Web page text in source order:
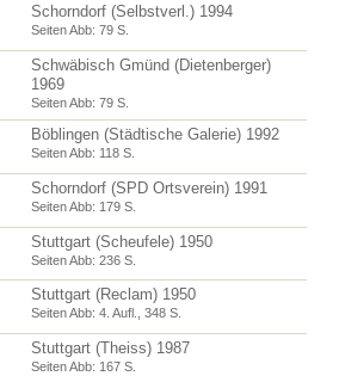
Schorndorf (Selbstverl.) 1994
Seiten Abb: 79 S.
Schwäbisch Gmünd (Dietenberger)
1969
Seiten Abb: 79 S.
Böblingen (Städtische Galerie) 1992
Seiten Abb: 118 S.
Schorndorf (SPD Ortsverein) 1991
Seiten Abb: 179 S.
Stuttgart (Scheufele) 1950
Seiten Abb: 236 S.
Stuttgart (Reclam) 1950
Seiten Abb: 4. Aufl., 348 S.
Stuttgart (Theiss) 1987
Seiten Abb: 167 S.